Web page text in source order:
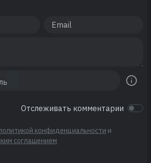
Отслеживать комментарии
политикой конфиденциальности и
соглашением